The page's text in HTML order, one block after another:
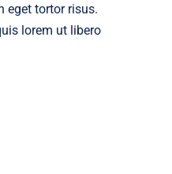
eget tortor risus.
lorem ut libero